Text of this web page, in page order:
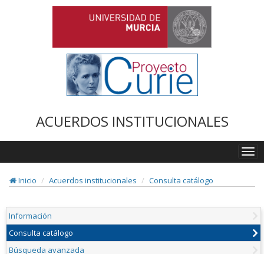
ACUERDOS INSTITUCIONALES
Inicio
Acuerdos institucionales Consulta catálogo
Información
Consulta catálogo
Búsqueda avanzada